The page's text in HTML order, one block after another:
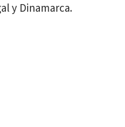
y Dinamarca.